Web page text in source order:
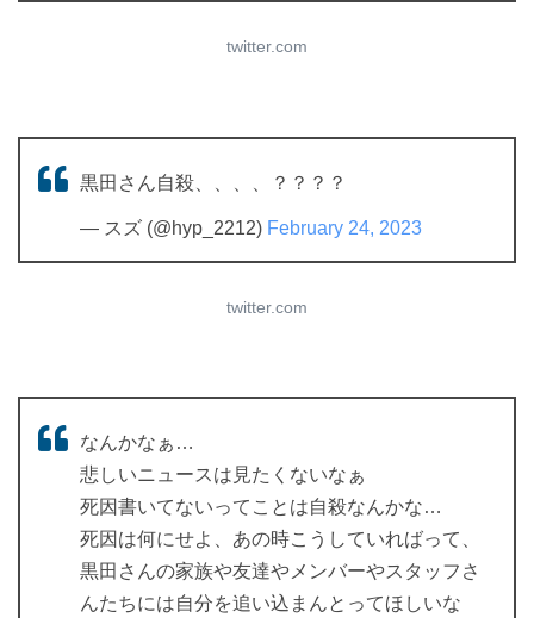
twitter.com
黒田さん自殺、、、、？？？？
— スズ (@hyp_2212) February 24, 2023
twitter.com
なんかなぁ…
悲しいニュースは見たくないなぁ
死因書いてないってことは自殺なんかな…
死因は何にせよ、あの時こうしていればって、
黒田さんの家族や友達やメンバーやスタッフさ
んたちには自分を追い込まんとってほしいな